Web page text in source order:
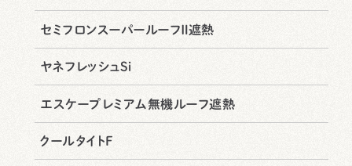
セミフロンスーパールーフⅡ遮熱
ヤネフレッシュSi
エスケープレミアム無機ルーフ遮熱
クールタイトF